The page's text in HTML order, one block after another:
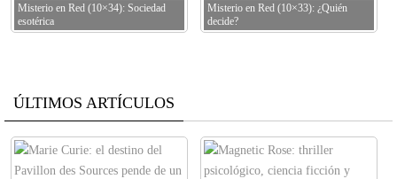
Misterio en Red (10×34): Sociedad
esotérica
Misterio en Red (10×33): ¿Quién
decide?
ÚLTIMOS ARTÍCULOS